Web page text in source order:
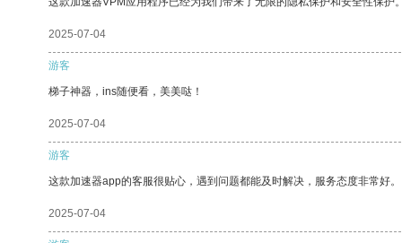
2025-07-04
游客
梯子神器，ins随便看，美美哒！
2025-07-04
游客
这款加速器app的客服很贴心，遇到问题都能及时解决，服务态度非常好。
2025-07-04